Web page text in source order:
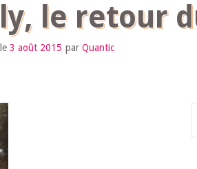
le retour
3 août 2015 par Quantic